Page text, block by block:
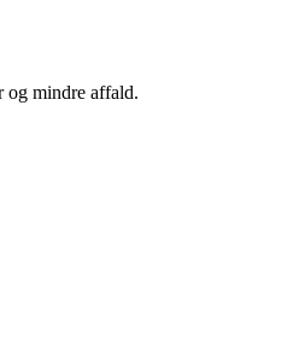
og mindre affald.